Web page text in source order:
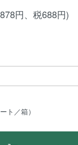
円、税688円)
ト／箱）